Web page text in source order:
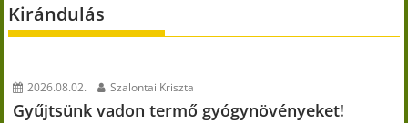
Kirándulás
2026.08.02. Szalontai Kriszta
Gyűjtsünk vadon termő gyógynövényeket!